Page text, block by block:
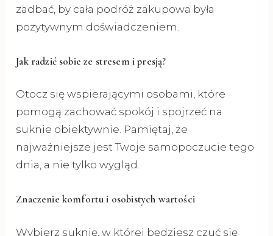
zadbać, by cała podróż zakupowa była
pozytywnym doświadczeniem.
Jak radzić sobie ze stresem i presją?
Otocz się wspierającymi osobami, które
pomogą zachować spokój i spojrzeć na
suknie obiektywnie. Pamiętaj, że
najważniejsze jest Twoje samopoczucie tego
dnia, a nie tylko wygląd.
Znaczenie komfortu i osobistych wartości
Wybierz suknię, w której będziesz czuć się